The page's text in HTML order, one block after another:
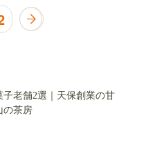
子老舗2選｜天保創業の甘
の茶房